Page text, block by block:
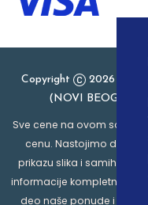
Copyright
2026
(NOVI
Sve cene na ovom sajtu
cenu. Nastojimo da
prikazu slika i samih
informacije kompletne i bez
deo naše ponude i ne